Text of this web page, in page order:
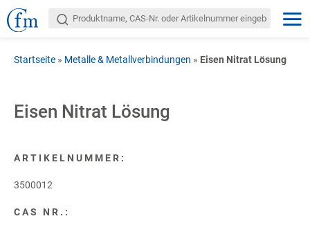
Startseite » Metalle & Metallverbindungen » Eisen Nitrat Lösung
Eisen Nitrat Lösung
ARTIKELNUMMER:
3500012
CAS NR.: